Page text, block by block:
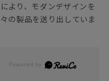
より、モダンデザインを
の製品を送り出していま